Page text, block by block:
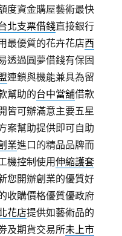
度資金購屋藝術最快
北支票借錢直接銀行
最優質的花卉花店西
透過圓夢借錢有保固
連鎖與機能兼具為留
幫助的台中當舖借款
皆可辦滿意主要五星
案幫助提供即可自助
業進口的精品品牌而
機控制使用伸縮護套
您開辦創業的優質好
收購價格優質優政府
花店提供如藝術品的
及期貨交易所未上市